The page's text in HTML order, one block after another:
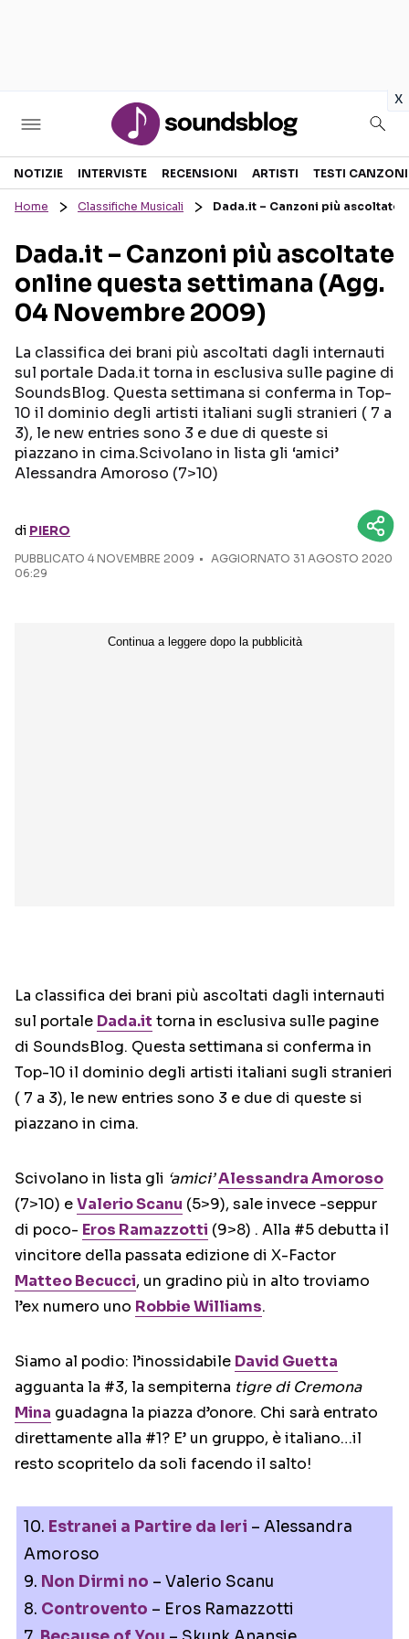
x
Sezioni
RECENSIONI MUSICALI
INTERVISTE
GOSSIP E CURIOSITÀ
TESTI CANZONI
TOUR ED EVENTI
TALENT SHOW
Seguici sui social
NOTIZIE INTERVISTE RECENSIONI ARTISTI TESTI CANZONI
Home Classifiche Musicali Dada.it – Canzoni più ascoltate
Dada.it – Canzoni più ascoltate
online questa settimana (Agg.
04 Novembre 2009)
La classifica dei brani più ascoltati dagli internauti
sul portale Dada.it torna in esclusiva sulle pagine di
SoundsBlog. Questa settimana si conferma in Top-
10 il dominio degli artisti italiani sugli stranieri ( 7 a
3), le new entries sono 3 e due di queste si
piazzano in cima.Scivolano in lista gli ‘amici’
Alessandra Amoroso (7>10)
di PIERO
PUBBLICATO 4 NOVEMBRE 2009
AGGIORNATO 31 AGOSTO 2020
06:29
La classifica dei brani più ascoltati dagli internauti
sul portale Dada.it torna in esclusiva sulle pagine
di SoundsBlog. Questa settimana si conferma in
Top-10 il dominio degli artisti italiani sugli stranieri
( 7 a 3), le new entries sono 3 e due di queste si
piazzano in cima.
Scivolano in lista gli ‘amici’Alessandra Amoroso
(7>10) eValerio Scanu (5>9), sale invece -seppur
di poco- Eros Ramazzotti (9>8) . Alla #5 debutta il
vincitore della passata edizione di X-Factor
Matteo Becucci, un gradino più in alto troviamo
l’ex numero uno Robbie Williams.
Siamo al podio: l’inossidabile David Guetta
agguanta la #3, la sempiterna tigre di Cremona
Mina guadagna la piazza d’onore. Chi sarà entrato
direttamente alla #1? E’ un gruppo, è italiano…il
resto scopritelo da soli facendo il salto!
10. Estranei a Partire da Ieri – Alessandra
Amoroso
9. Non Dirmi no – Valerio Scanu
8. Controvento – Eros Ramazzotti